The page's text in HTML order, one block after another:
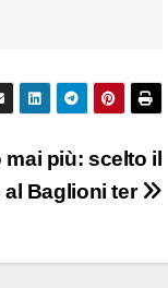
più: scelto il
Baglioni ter